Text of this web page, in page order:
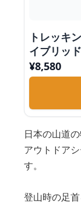
トレッキ
イブリッ
¥8,580
日本の山道
アウトドア
す。
登山時の足